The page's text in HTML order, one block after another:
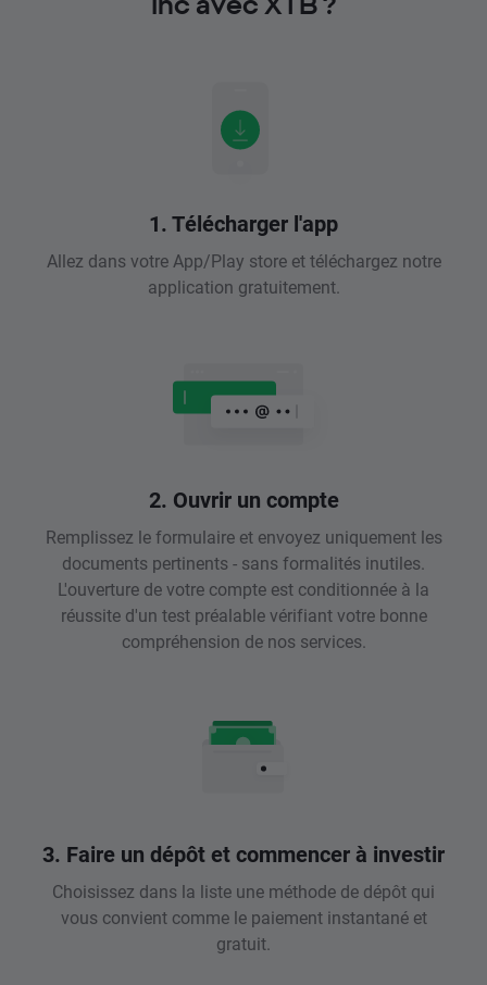
1. Télécharger l'app
Allez dans votre App/Play store et téléchargez notre
application gratuitement.
2. Ouvrir un compte
Remplissez le formulaire et envoyez uniquement les
documents pertinents - sans formalités inutiles.
L'ouverture de votre compte est conditionnée à la
réussite d'un test préalable vérifiant votre bonne
compréhension de nos services.
3. Faire un dépôt et commencer à investir
Choisissez dans la liste une méthode de dépôt qui
vous convient comme le paiement instantané et
gratuit.